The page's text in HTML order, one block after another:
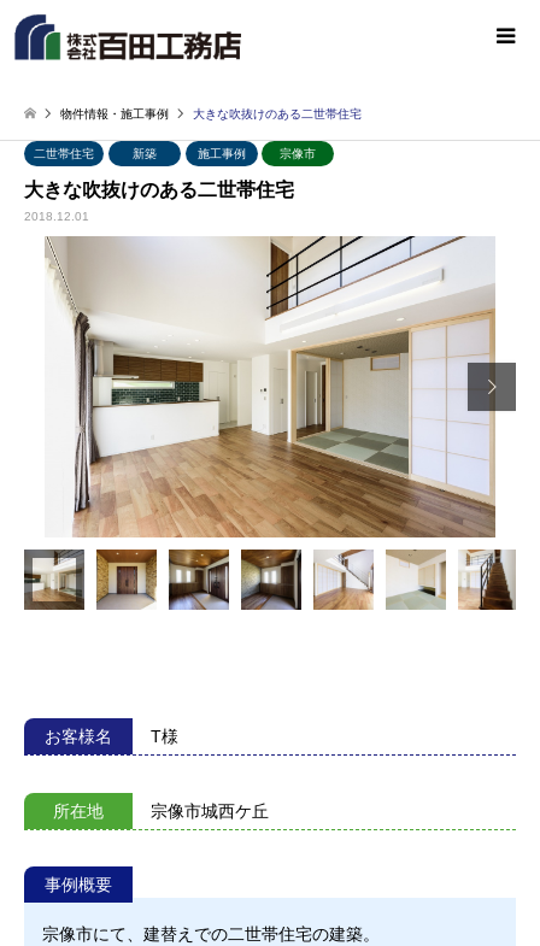
物件情報・施工事例 大きな吹抜けのある二世帯住宅
二世帯住宅 新築 施工事例 宗像市
大きな吹抜けのある二世帯住宅
2018.12.01

お客様名 T様
所在地 宗像市城西ケ丘
事例概要
宗像市にて、建替えでの二世帯住宅の建築。